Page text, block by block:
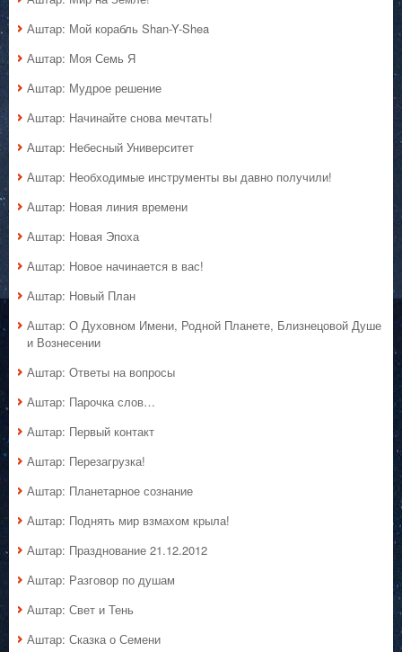
Аштар: Мой корабль Shan-Y-Shea
Аштар: Моя Семь Я
Аштар: Мудрое решение
Аштар: Начинайте снова мечтать!
Аштар: Небесный Университет
Аштар: Необходимые инструменты вы давно получили!
Аштар: Новая линия времени
Аштар: Новая Эпоха
Аштар: Новое начинается в вас!
Аштар: Новый План
Аштар: О Духовном Имени, Родной Планете, Близнецовой Душе
и Вознесении
Аштар: Ответы на вопросы
Аштар: Парочка слов…
Аштар: Первый контакт
Аштар: Перезагрузка!
Аштар: Планетарное сознание
Аштар: Поднять мир взмахом крыла!
Аштар: Празднование 21.12.2012
Аштар: Разговор по душам
Аштар: Свет и Тень
Аштар: Сказка о Семени